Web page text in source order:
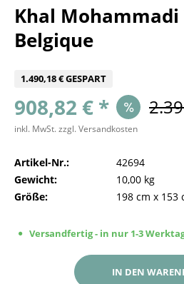
Khal Mohammadi
Belgique
1.490,18 € GESPART
908,82 € *
inkl. MwSt.zzgl. Versandkosten
Artikel-Nr.:
42694
Gewicht:
10,00 kg
Größe:
198 cm x 153
Versandfertig - in nur 1-3
IN DEN